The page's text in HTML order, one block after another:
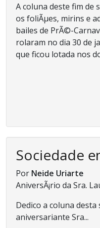
A coluna deste fim de
os foliÃµes, mirins e
bailes de PrÃ©-
rolaram no dia 30 de
que ficou lotada nos
Sociedade
Por Neide Uriarte
AniversÃ¡rio da Sra.
Dedico a coluna
aniversariante Sra...